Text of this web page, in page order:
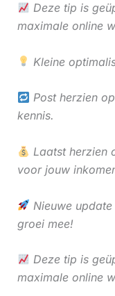
Deze tip is
maximale online
Kleine
Post herzien
kennis.
Laatst herzien
voor jouw
Nieuwe
groei mee!
Deze tip is
maximale online